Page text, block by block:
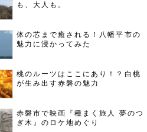
も、大人も。
体の芯まで癒される！八幡平市の
魅力に浸かってみた
桃のルーツはここにあり！？白桃
が生み出す赤磐の魅力
赤磐市で映画『種まく旅人 夢のつ
ぎ木』のロケ地めぐり